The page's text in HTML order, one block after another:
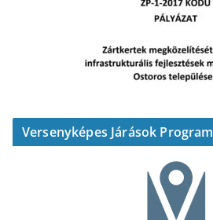
Versenyképes Járások Program